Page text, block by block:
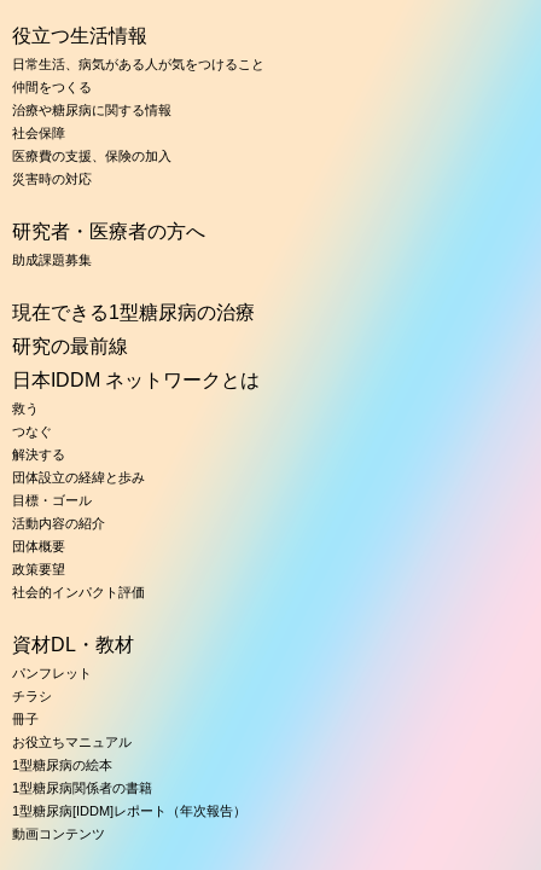
役立つ生活情報
日常生活、病気がある人が気をつけること
仲間をつくる
治療や糖尿病に関する情報
社会保障
医療費の支援、保険の加入
災害時の対応
研究者・医療者の方へ
助成課題募集
現在できる1型糖尿病の治療
研究の最前線
日本IDDM ネットワークとは
救う
つなぐ
解決する
団体設立の経緯と歩み
目標・ゴール
活動内容の紹介
団体概要
政策要望
社会的インパクト評価
資材DL・教材
パンフレット
チラシ
冊子
お役立ちマニュアル
1型糖尿病の絵本
1型糖尿病関係者の書籍
1型糖尿病[IDDM]レポート（年次報告）
動画コンテンツ